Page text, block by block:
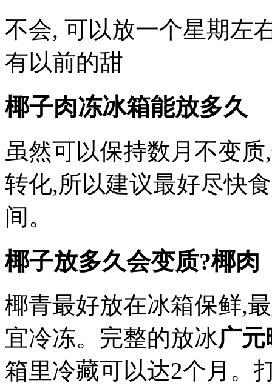
不会, 可以放一个星期左
有以前的甜
椰子肉冻冰箱能放多久
虽然可以保持数月不变
转化,所以建议最好尽快
间。
椰子放多久会变质?椰肉
椰青最好放在冰箱保鲜,
宜冷冻。完整的放冰广
箱里冷藏可以达2个月。